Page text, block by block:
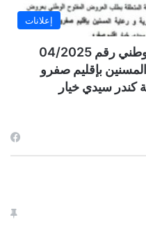
إعلانات
إعلان عن طلب عروض مفتوح وطني رقم 04/2025
بإقليم صفرو
كندر سيدي خيار